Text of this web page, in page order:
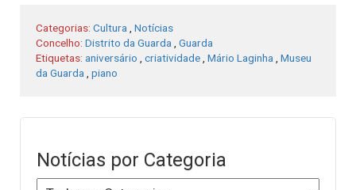
Categorias: Cultura
Notícias
Concelho: Distrito da Guarda
Guarda
Etiquetas: aniversário criatividade Mário Laginha
Museu
da Guarda
piano
Notícias por Categoria